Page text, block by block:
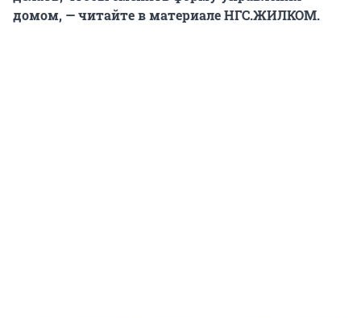
домом, — читайте в материале НГС.ЖИЛКОМ.